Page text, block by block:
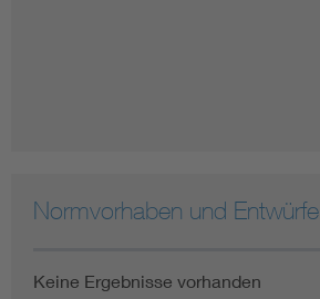
Normvorhaben und Entwürfe
Keine Ergebnisse vorhanden